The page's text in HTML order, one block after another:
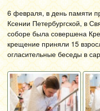
6 февраля, в день памяти
Ксении Петербургской, в
соборе была совершена
крещение приняли 15
огласительные беседы в